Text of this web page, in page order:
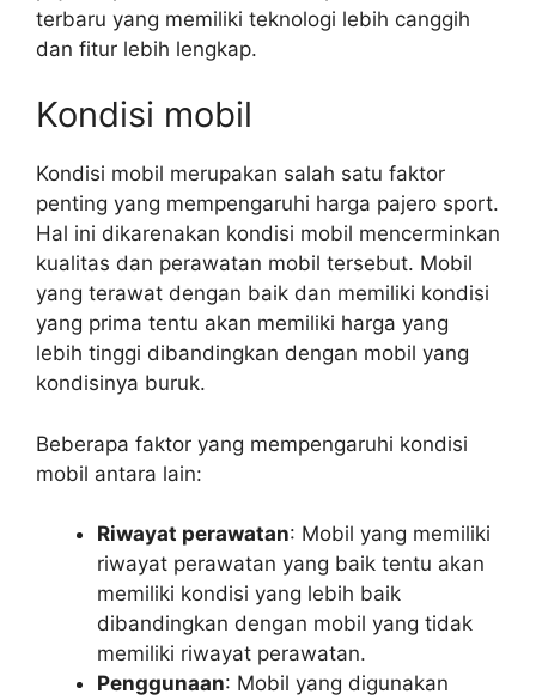
terbaru yang memiliki teknologi lebih canggih
dan fitur lebih lengkap.
Kondisi mobil
Kondisi mobil merupakan salah satu faktor
penting yang mempengaruhi harga pajero sport.
Hal ini dikarenakan kondisi mobil mencerminkan
kualitas dan perawatan mobil tersebut. Mobil
yang terawat dengan baik dan memiliki kondisi
yang prima tentu akan memiliki harga yang
lebih tinggi dibandingkan dengan mobil yang
kondisinya buruk.
Beberapa faktor yang mempengaruhi kondisi
mobil antara lain:
Riwayat perawatan: Mobil yang memiliki
riwayat perawatan yang baik tentu akan
memiliki kondisi yang lebih baik
dibandingkan dengan mobil yang tidak
memiliki riwayat perawatan.
Penggunaan: Mobil yang digunakan